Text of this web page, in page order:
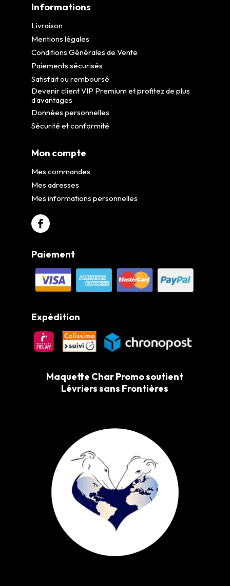
Informations
Livraison
Mentions légales
Conditions Générales de Vente
Paiements sécurisés
Satisfait ou remboursé
Devenir client VIP Premium et profitez de plus
d’avantages
Données personnelles
Sécurité et conformité
Mon compte
Mes commandes
Mes adresses
Mes informations personnelles
Paiement
Expédition
Maquette Char Promo soutient
Lévriers sans Frontières